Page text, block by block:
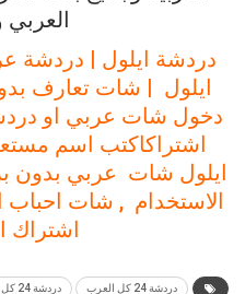
العربي
دردشة ايلول | دردشة
ايلول | شات تعارف
دخول شات عربي او
اشتراكاكتب اسم
ايلول شات عربي بدون
الاستخدام , شات
اشتراك
دردشة 24 كل العرب دردشة 24 كل العرب للموبايل